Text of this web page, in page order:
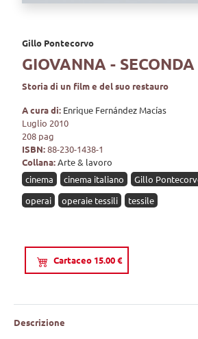
Gillo Pontecorvo
GIOVANNA -
Storia di un film e del suo restauro
A cura di: Enrique Fernández Macías
Luglio 2010
208 pag
ISBN:88-230-1438-1
Collana:Arte & lavoro
cinema
cinema italiano Gillo
operai
operaie tessili tessile
Cartaceo 15.00 €
Descrizione